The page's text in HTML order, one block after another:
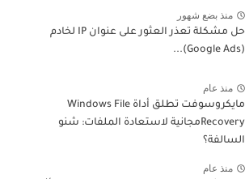
منذ بضع شهور
حل مشكلة تعذر العثور على عنوان IP لخادم
(Google Ads)...
منذ عام
مايكروسوفت تطلق أداة Windows File
Recoveryمجانية لاستعادة الملفات: شنو
السالفة؟
منذ عام